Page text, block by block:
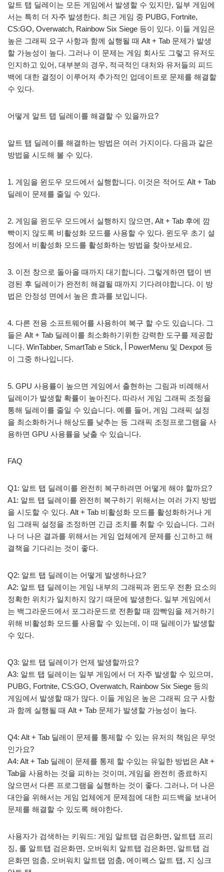
알트 탭 딜레이는 모든 게임에서 발생할 수 있지만, 일부 게임에
서는 특히 더 자주 발생한다. 최근 게임 중 PUBG, Fortnite,
CS:GO, Overwatch, Rainbow Six Siege 등이 있다. 이들 게임은
높은 그래픽 요구 사항과 함께 실행될 때 Alt + Tab 문제가 발생
할 가능성이 높다. 그러나 이 문제는 게임 회사도 그렇고 유저도
인지하고 있어, 대부분의 경우, 적극적인 대처와 유저들의 피드
백에 대한 결정이 이루어져 추가적인 업데이트로 문제를 해결할
수 있다.
어떻게 알트 탭 딜레이를 해결할 수 있을까요?
알트 탭 딜레이를 해결하는 방법은 여러 가지이다. 다음과 같은
방법을 시도해 볼 수 있다.
1. 게임을 윈도우 모드에서 실행합니다. 이것은 적어도 Alt + Tab
딜레이 문제를 줄일 수 있다.
2. 게임을 윈도우 모드에서 실행하지 않으면, Alt + Tab 후에 깜
빡이지 않도록 비활성화 모드를 사용할 수 있다. 윈도우 초기 설
정에서 비활성화 모드를 활성화하는 방법을 찾아보세요.
3. 이전 창으로 돌아올 때까지 대기합니다. 그렇게하면 탭이 변
경된 후 딜레이가 완전히 해결될 때까지 기다려야합니다. 이 방
법은 안정성 면에서 높은 효과를 보입니다.
4. 다른 전용 소프트웨어를 사용하여 복구 할 수도 있습니다. 그
들은 Alt + Tab 딜레이를 최소화하기위한 강력한 도구를 제공합
니다. WinTabber, SmartTab e Stick, أ PowerMenu 및 Dexpot 등
이 그중 하나입니다.
5. GPU 사용률이 높으면 게임에서 출현하는 그림과 비례해서
딜레이가 발생할 확률이 높아진다. 따라서 게임 그래픽 조정을
통해 딜레이를 줄일 수 있습니다. 예를 들어, 게임 그래픽 설정
을 최소화하거나 해상도를 낮추는 등 그래픽 조정프로그램을 사
용하면 GPU 사용률을 낮출 수 있습니다.
FAQ
Q1: 알트 탭 딜레이를 완전히 복구하려면 어떻게 해야 할까요?
A1: 알트 탭 딜레이를 완전히 복구하기 위해서는 여러 가지 방법
을 시도할 수 있다. Alt + Tab 비활성화 모드를 활성화하거나 게
임 그래픽 설정을 조정하면 긴급 조치를 취할 수 있습니다. 그러
나 더 나은 결과를 위해서는 게임 업체에게 문제를 신고하고 해
결책을 기다리는 것이 좋다.
Q2: 알트 탭 딜레이는 어떻게 발생하나요?
A2: 알트 탭 딜레이는 게임 내부의 그래픽과 윈도우 전환 요소의
정확한 위치가 일치하지 않기 때문에 발생한다. 일부 게임에서
는 백그라운드에서 포그라운드로 전환할 때 깜빡임을 제거하기
위해 비활성화 모드를 사용할 수 있는데, 이 때 딜레이가 발생할
수 있다.
Q3: 알트 탭 딜레이가 언제 발생할까요?
A3: 알트 탭 딜레이는 일부 게임에서 더 자주 발생할 수 있으며,
PUBG, Fortnite, CS:GO, Overwatch, Rainbow Six Siege 등의
게임에서 발생할 때가 많다. 이들 게임은 높은 그래픽 요구 사항
과 함께 실행될 때 Alt + Tab 문제가 발생할 가능성이 높다.
Q4: Alt + Tab 딜레이 문제를 통제할 수 있는 유저의 책임은 무엇
인가요?
A4: Alt + Tab 딜레이 문제를 통제 할 수있는 유일한 방법은 Alt +
Tab을 사용하는 것을 피하는 것이며, 게임을 완전히 종료하지
않으면서 다른 프로그램을 실행하는 것이 좋다. 그러나, 더 나은
대안을 위해서는 게임 업체에게 문제점에 대한 피드백을 보내어
문제를 해결할 수 있도록 해야한다.
사용자가 검색하는 키워드: 게임 알트탭 검은화면, 알트탭 프리
징, 롤 알트탭 검은화면, 오버워치 알트탭 검은화면, 알트탭 검
은화면 멈춤, 오버워치 알트탭 멈춤, 에이펙스 알트 탭, 지 싱크